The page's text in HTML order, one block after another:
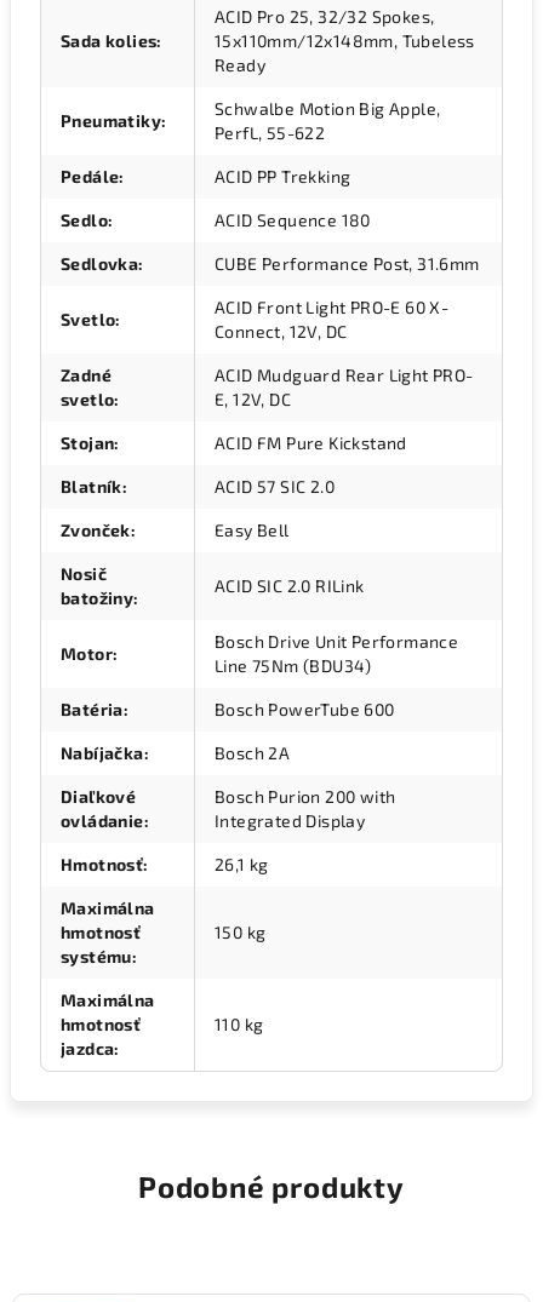
Sada kolies:
ACID Pro 25, 32/32 Spokes,
15x110mm/12x148mm, Tubeless
Ready
Pneumatiky:
Schwalbe Motion Big Apple,
PerfL, 55-622
Pedále: ACID PP Trekking
Sedlo: ACID Sequence 180
Sedlovka: CUBE Performance Post, 31.6mm
Svetlo:
ACID Front Light PRO-E 60 X-
Connect, 12V, DC
Zadné
svetlo:
ACID Mudguard Rear Light PRO-
E, 12V, DC
Stojan: ACID FM Pure Kickstand
Blatník: ACID 57 SIC 2.0
Zvonček: Easy Bell
Nosič
batožiny:
ACID SIC 2.0 RILink
Motor:
Bosch Drive Unit Performance
Line 75Nm (BDU34)
Batéria: Bosch PowerTube 600
Nabíjačka: Bosch 2A
Diaľkové
ovládanie:
Bosch Purion 200 with
Integrated Display
Hmotnosť: 26,1 kg
Maximálna
hmotnosť
systému:
150 kg
Maximálna
hmotnosť
jazdca:
110 kg
Podobné produkty